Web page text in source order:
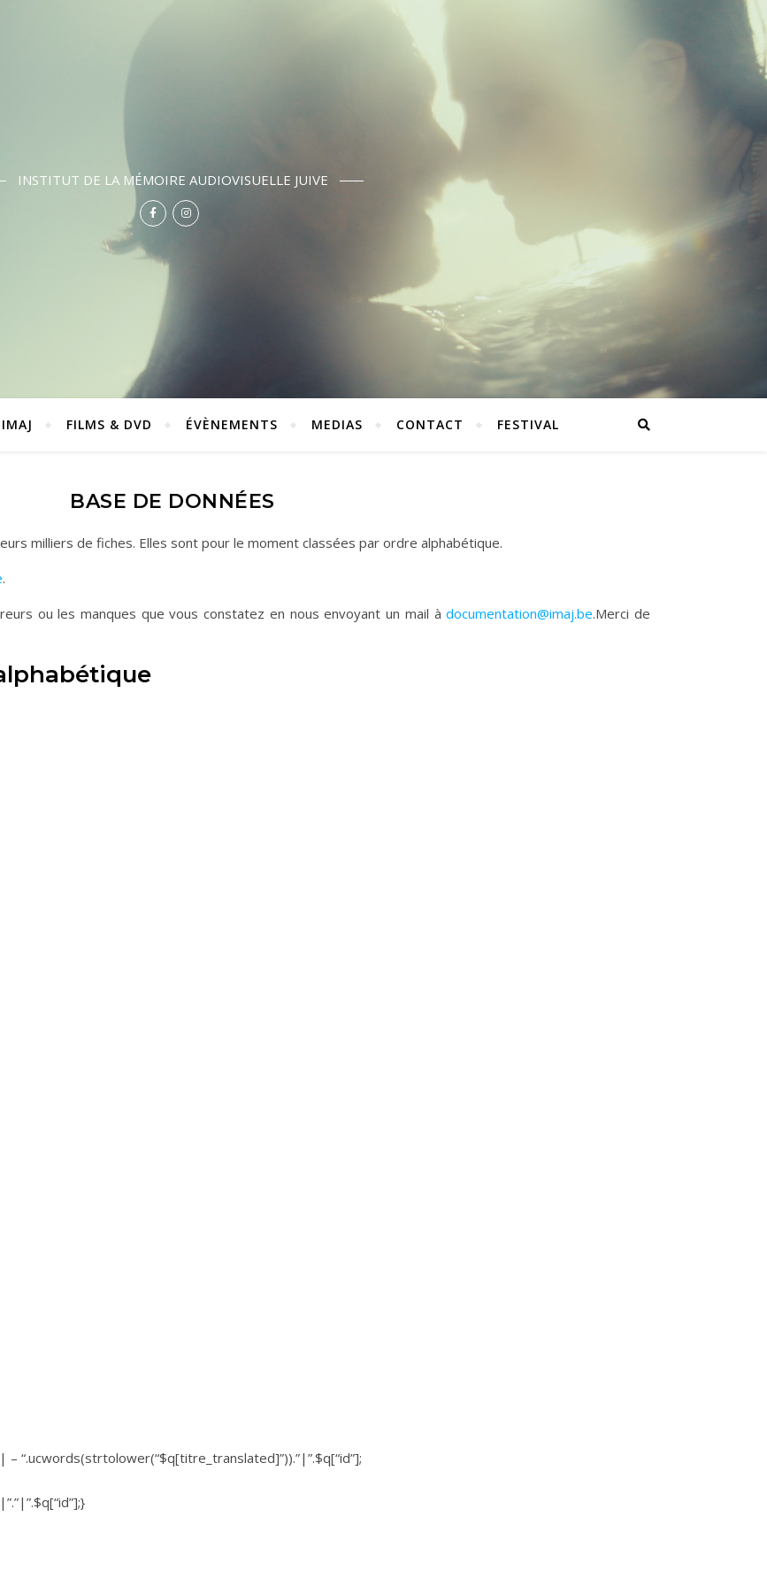
INSTITUT DE LA MÉMOIRE AUDIOVISUELLE JUIVE
FILMS & DVD ÉVÈNEMENTS MEDIAS CONTACT FESTIVAL
BASE DE DONNÉES
milliers de fiches. Elles sont pour le moment classées par ordre alphabétique.
.
ou les manques que vous constatez en nous envoyant un mail àdocumentation@imaj.be.Merci de
“.ucwords(strtolower(“$q[titre_translated]”)).”|”.$q[“id”];